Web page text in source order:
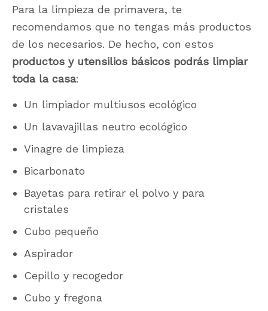
Para la limpieza de primavera, te
recomendamos que no tengas más productos
de los necesarios. De hecho, con estos
productos y utensilios básicos podrás limpiar
toda la casa:
Un limpiador multiusos ecológico
Un lavavajillas neutro ecológico
Vinagre de limpieza
Bicarbonato
Bayetas para retirar el polvo y para
cristales
Cubo pequeño
Aspirador
Cepillo y recogedor
Cubo y fregona